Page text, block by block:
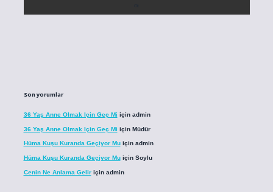
Son yorumlar
36 Yaş Anne Olmak Için Geç Mi için admin
36 Yaş Anne Olmak Için Geç Mi için Müdür
Hüma Kuşu Kuranda Geçiyor Muiçin admin
Hüma Kuşu Kuranda Geçiyor Muiçin Soylu
Cenin Ne Anlama Geliriçin admin